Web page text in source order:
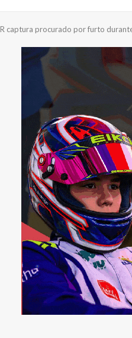
captura procurado por furto